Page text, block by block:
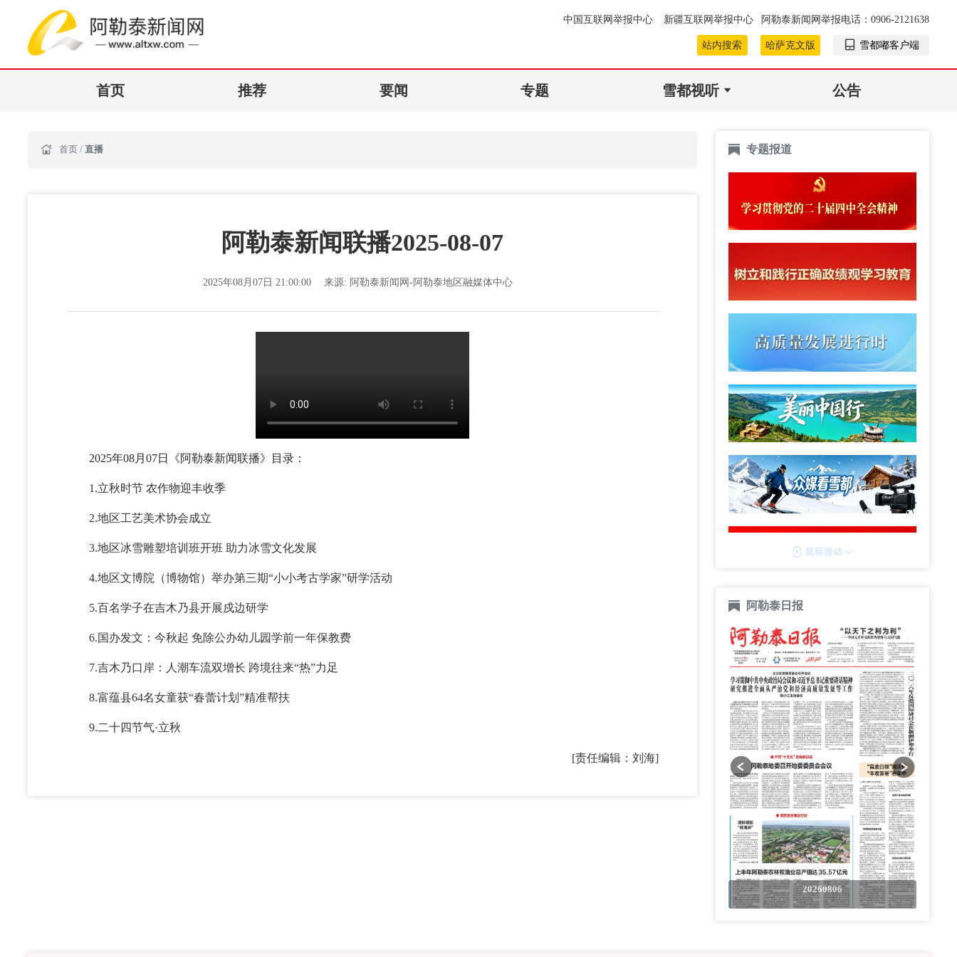
中国互联网举报中心 新疆互联网举报中心 阿勒泰新闻网举报电话：0906-2121638
站内搜索 哈萨克文版 雪都嘟客户端
首页 推荐 要闻 专题 雪都视听 公告
首页 / 直播
阿勒泰新闻联播2025-08-07
2025年08月07日 21:00:00 来源: 阿勒泰新闻网-阿勒泰地区融媒体中心
2025年08月07日《阿勒泰新闻联播》目录：
1.立秋时节 农作物迎丰收季
2.地区工艺美术协会成立
3.地区冰雪雕塑培训班开班 助力冰雪文化发展
4.地区文博院（博物馆）举办第三期“小小考古学家”研学活动
5.百名学子在吉木乃县开展戍边研学
6.国办发文：今秋起 免除公办幼儿园学前一年保教费
7.吉木乃口岸：人潮车流双增长 跨境往来“热”力足
8.富蕴县64名女童获“春蕾计划”精准帮扶
9.二十四节气·立秋
[责任编辑：刘海]
专题报道
阿勒泰日报
20260806